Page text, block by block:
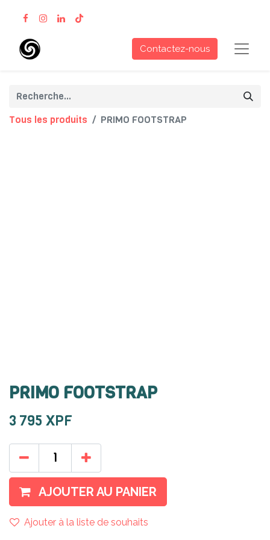
Contactez-nous
Tous les produits PRIMO FOOTSTRAP
PRIMO FOOTSTRAP
3 795 XPF
AJOUTER AU PANIER
Ajouter à la liste de souhaits